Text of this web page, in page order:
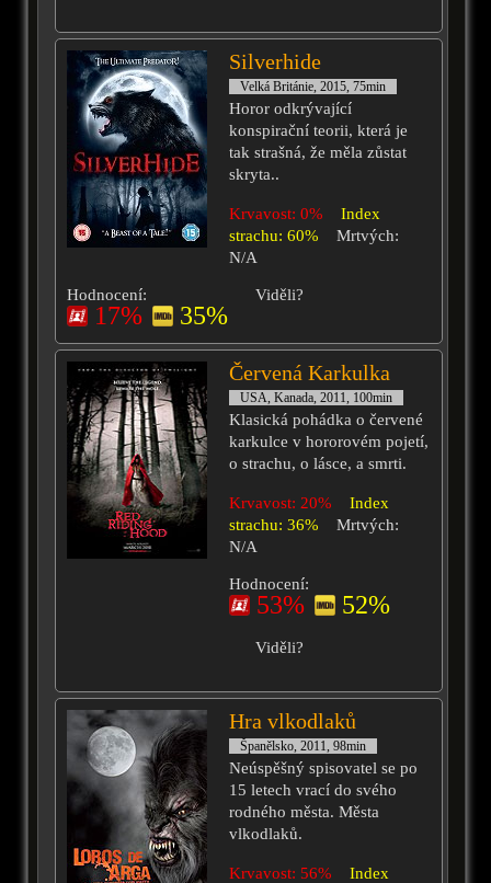
Silverhide
Velká Británie, 2015, 75min
Horor odkrývající
konspirační teorii, která je
tak strašná, že měla zůstat
skryta..
Krvavost: 0%
Index
strachu: 60%
Mrtvých:
N/A
Hodnocení:
17% 35%
Viděli?
Červená Karkulka
USA, Kanada, 2011, 100min
Klasická pohádka o červené
karkulce v hororovém pojetí,
o strachu, o lásce, a smrti.
Krvavost: 20%
Index
strachu: 36%
Mrtvých:
N/A
Hodnocení:
53% 52%
Viděli?
Hra vlkodlaků
Španělsko, 2011, 98min
Neúspěšný spisovatel se po
15 letech vrací do svého
rodného města. Města
vlkodlaků.
Krvavost: 56%
Index